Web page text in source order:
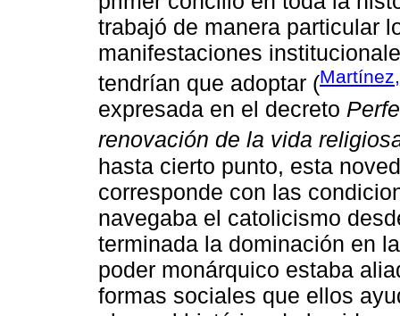
trabajó de manera particular
manifestaciones
tendrían que adoptar (
expresada en el decreto
renovación de la vida
hasta cierto punto, esta
corresponde con las
navegaba el catolicismo
terminada la dominación en
poder monárquico estaba
formas sociales que ellos